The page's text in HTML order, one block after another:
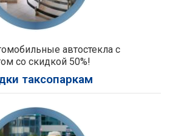
автостекла с
со скидкой 50%!
таксопаркам